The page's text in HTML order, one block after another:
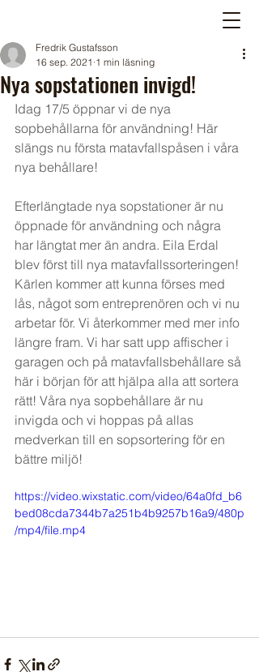
Nya sopstationen invigd!
Fredrik Gustafsson
16 sep. 2021 1 min läsning
Idag 17/5 öppnar vi de nya
sopbehållarna för användning! Här
slängs nu första matavfallspåsen i våra
nya behållare!
Efterlängtade nya sopstationer är nu
öppnade för användning och några
har längtat mer än andra. Eila Erdal
blev först till nya matavfallssorteringen!
Kärlen kommer att kunna förses med
lås, något som entreprenören och vi nu
arbetar för. Vi återkommer med mer info
längre fram. Vi har satt upp affischer i
garagen och på matavfallsbehållare så
här i början för att hjälpa alla att sortera
rätt! Våra nya sopbehållare är nu
invigda och vi hoppas på allas
medverkan till en sopsortering för en
bättre miljö!
https://video.wixstatic.com/video/64a0fd_b6
bed08cda7344b7a251b4b9257b16a9/480p
/mp4/file.mp4